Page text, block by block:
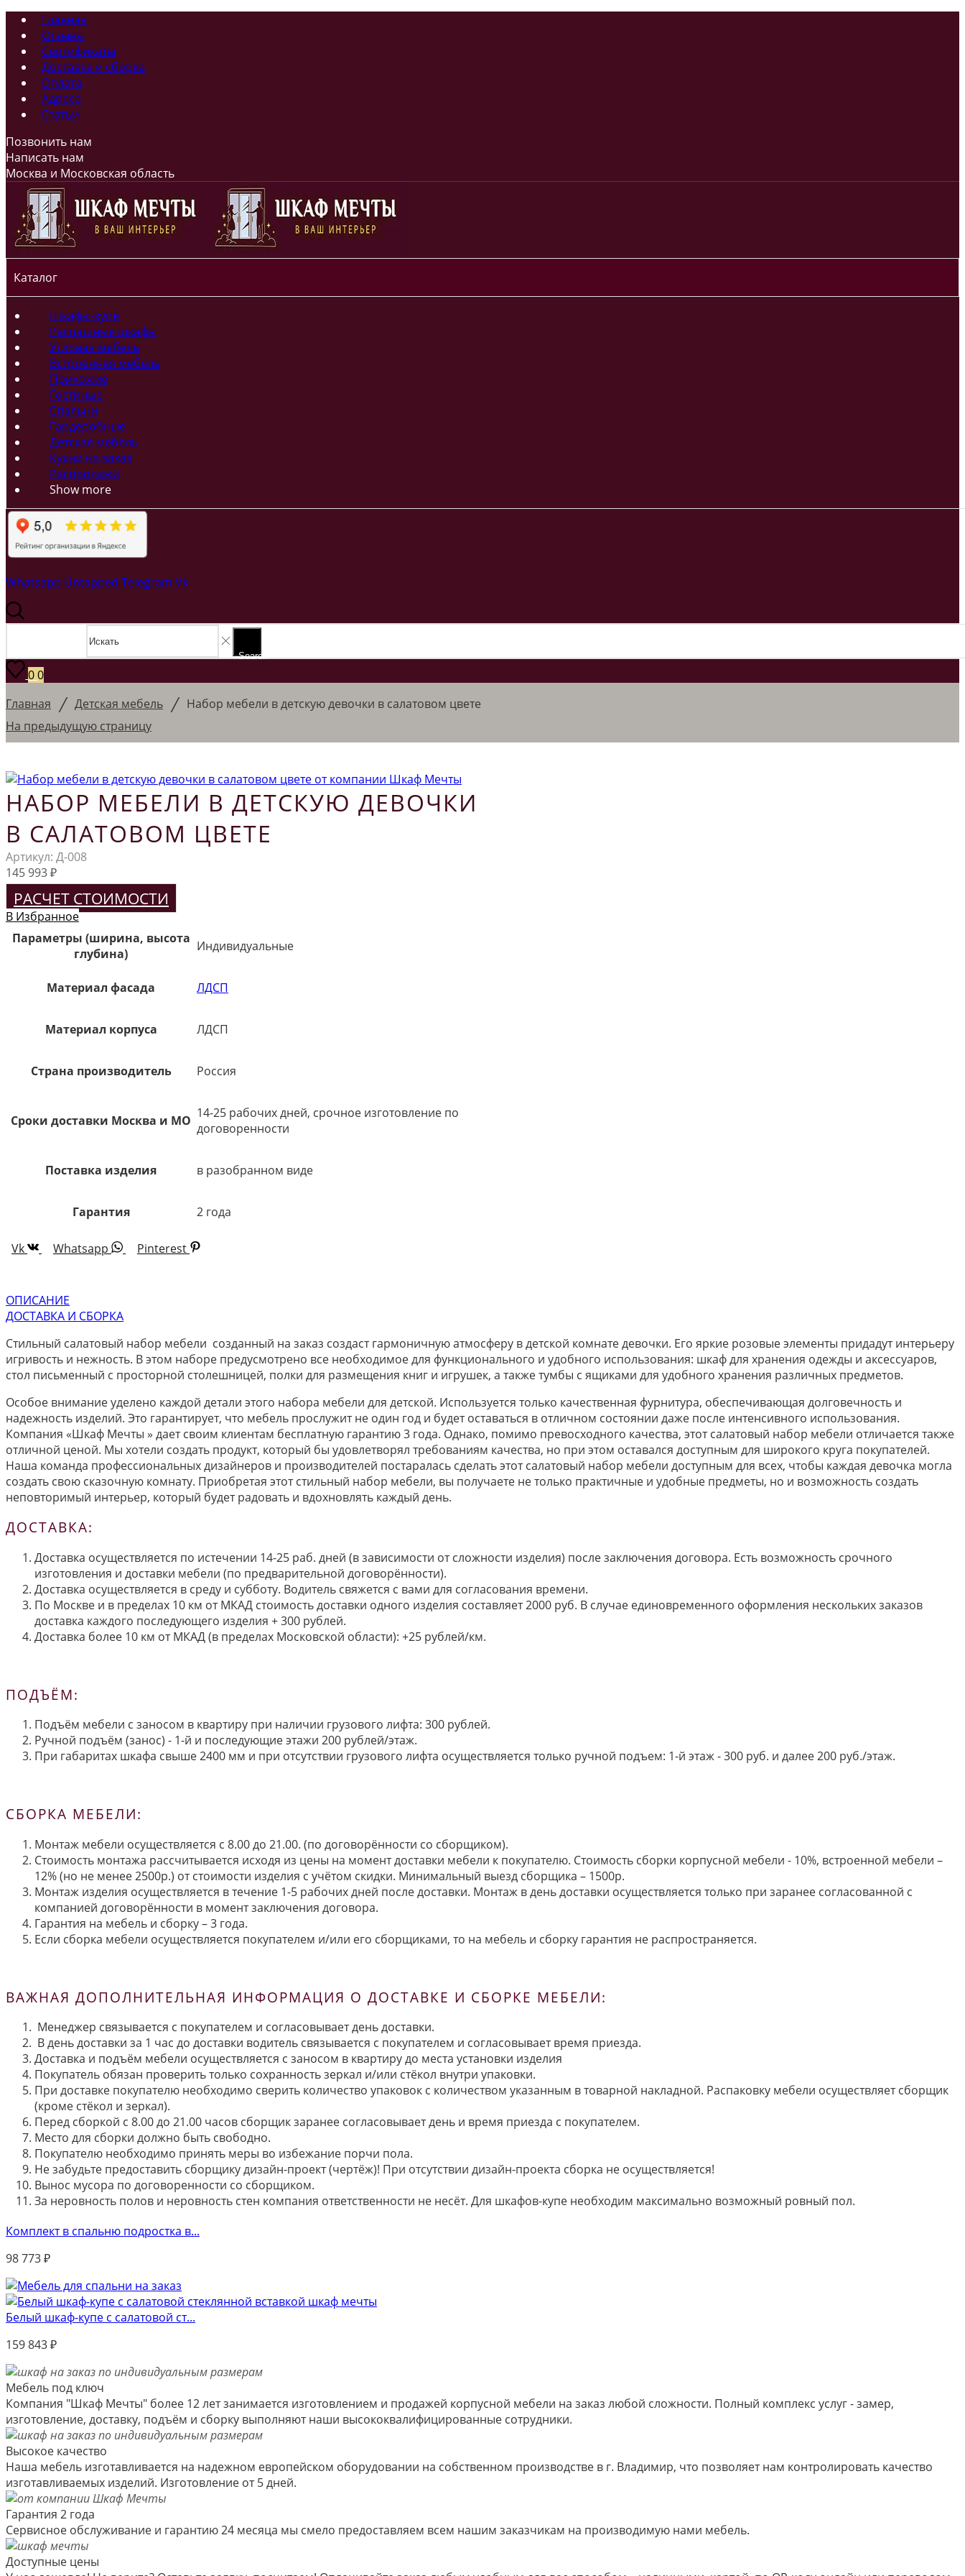
Главная
Отзывы
Сертификаты
Доставка и сборка
Оплата
Адреса
Статьи
Позвонить нам
Написать нам
Москва и Московская область
Каталог
Шкафы-купе
Распашные шкафы
Угловая мебель
Встроенная мебель
Прихожие
Гостиные
Спальни
Гардеробные
Детская мебель
Кухни на заказ
Распродажи
Show more
Whatsapp Untapped Telegram Vk
Search
00
Главная / Детская мебель / Набор мебели в детскую девочки в салатовом цвете
На предыдущую страницу
НАБОР МЕБЕЛИ В ДЕТСКУЮ ДЕВОЧКИ
В САЛАТОВОМ ЦВЕТЕ
Артикул: Д-008
145 993₽
РАСЧЕТ СТОИМОСТИ
В Избранное
Параметры (ширина, высота
глубина)
Индивидуальные
Материал фасада ЛДСП
Материал корпуса ЛДСП
Страна производитель Россия
Сроки доставки Москва и МО 14-25 рабочих дней, срочное изготовление по
договоренности
Поставка изделия в разобранном виде
Гарантия 2 года
Vk Whatsapp Pinterest
ОПИСАНИЕ
ДОСТАВКА И СБОРКА
Стильный салатовый набор мебели созданный на заказ создаст гармоничную атмосферу в детской комнате девочки. Его яркие розовые элементы придадут интерьеру
игривость и нежность. В этом наборе предусмотрено все необходимое для функционального и удобного использования: шкаф для хранения одежды и аксессуаров,
стол письменный с просторной столешницей, полки для размещения книг и игрушек, а также тумбы с ящиками для удобного хранения различных предметов.
Особое внимание уделено каждой детали этого набора мебели для детской. Используется только качественная фурнитура, обеспечивающая долговечность и
надежность изделий. Это гарантирует, что мебель прослужит не один год и будет оставаться в отличном состоянии даже после интенсивного использования.
Компания «Шкаф Мечты » дает своим клиентам бесплатную гарантию 3 года. Однако, помимо превосходного качества, этот салатовый набор мебели отличается также
отличной ценой. Мы хотели создать продукт, который бы удовлетворял требованиям качества, но при этом оставался доступным для широкого круга покупателей.
Наша команда профессиональных дизайнеров и производителей постаралась сделать этот салатовый набор мебели доступным для всех, чтобы каждая девочка могла
создать свою сказочную комнату. Приобретая этот стильный набор мебели, вы получаете не только практичные и удобные предметы, но и возможность создать
неповторимый интерьер, который будет радовать и вдохновлять каждый день.
ДОСТАВКА:
Доставка осуществляется по истечении 14-25 раб. дней (в зависимости от сложности изделия) после заключения договора. Есть возможность срочного
изготовления и доставки мебели (по предварительной договорённости).
Доставка осуществляется в среду и субботу. Водитель свяжется с вами для согласования времени.
По Москве и в пределах 10 км от МКАД стоимость доставки одного изделия составляет 2000 руб. В случае единовременного оформления нескольких заказов
доставка каждого последующего изделия + 300 рублей.
Доставка более 10 км от МКАД (в пределах Московской области): +25 рублей/км.
ПОДЪЁМ:
Подъём мебели с заносом в квартиру при наличии грузового лифта: 300 рублей.
Ручной подъём (занос) - 1-й и последующие этажи 200 рублей/этаж.
При габаритах шкафа свыше 2400 мм и при отсутствии грузового лифта осуществляется только ручной подъем: 1-й этаж - 300 руб. и далее 200 руб./этаж.
СБОРКА МЕБЕЛИ:
Монтаж мебели осуществляется с 8.00 до 21.00. (по договорённости со сборщиком).
Стоимость монтажа рассчитывается исходя из цены на момент доставки мебели к покупателю. Стоимость сборки корпусной мебели - 10%, встроенной мебели –
12% (но не менее 2500р.) от стоимости изделия с учётом скидки. Минимальный выезд сборщика – 1500р.
Монтаж изделия осуществляется в течение 1-5 рабочих дней после доставки. Монтаж в день доставки осуществляется только при заранее согласованной с
компанией договорённости в момент заключения договора.
Гарантия на мебель и сборку – 3 года.
Если сборка мебели осуществляется покупателем и/или его сборщиками, то на мебель и сборку гарантия не распространяется.
ВАЖНАЯ ДОПОЛНИТЕЛЬНАЯ ИНФОРМАЦИЯ О ДОСТАВКЕ И СБОРКЕ МЕБЕЛИ:
Менеджер связывается с покупателем и согласовывает день доставки.
В день доставки за 1 час до доставки водитель связывается с покупателем и согласовывает время приезда.
Доставка и подъём мебели осуществляется с заносом в квартиру до места установки изделия
Покупатель обязан проверить только сохранность зеркал и/или стёкол внутри упаковки.
При доставке покупателю необходимо сверить количество упаковок с количеством указанным в товарной накладной. Распаковку мебели осуществляет сборщик
(кроме стёкол и зеркал).
Перед сборкой с 8.00 до 21.00 часов сборщик заранее согласовывает день и время приезда с покупателем.
Место для сборки должно быть свободно.
Покупателю необходимо принять меры во избежание порчи пола.
Не забудьте предоставить сборщику дизайн-проект (чертёж)! При отсутствии дизайн-проекта сборка не осуществляется!
Вынос мусора по договоренности со сборщиком.
За неровность полов и неровность стен компания ответственности не несёт. Для шкафов-купе необходим максимально возможный ровный пол.
Комплект в спальню подростка в...
98 773₽
Белый шкаф-купе с салатовой ст...
159 843₽
Мебель под ключ
Компания "Шкаф Мечты" более 12 лет занимается изготовлением и продажей корпусной мебели на заказ любой сложности. Полный комплекс услуг - замер,
изготовление, доставку, подъём и сборку выполняют наши высококвалифицированные сотрудники.
Высокое качество
Наша мебель изготавливается на надежном европейском оборудовании на собственном производстве в г. Владимир, что позволяет нам контролировать качество
изготавливаемых изделий. Изготовление от 5 дней.
Гарантия 2 года
Сервисное обслуживание и гарантию 24 месяца мы смело предоставляем всем нашим заказчикам на производимую нами мебель.
Доступные цены